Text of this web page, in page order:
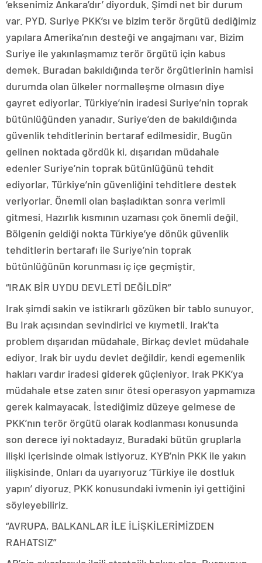
‘eksenimiz Ankara’dır’ diyorduk. Şimdi net bir durum
var. PYD, Suriye PKK’sı ve bizim terör örgütü dediğimiz
yapılara Amerika’nın desteği ve angajmanı var. Bizim
Suriye ile yakınlaşmamız terör örgütü için kabus
demek. Buradan bakıldığında terör örgütlerinin hamisi
durumda olan ülkeler normalleşme olmasın diye
gayret ediyorlar. Türkiye’nin iradesi Suriye’nin toprak
bütünlüğünden yanadır. Suriye’den de bakıldığında
güvenlik tehditlerinin bertaraf edilmesidir. Bugün
gelinen noktada gördük ki, dışarıdan müdahale
edenler Suriye’nin toprak bütünlüğünü tehdit
ediyorlar, Türkiye’nin güvenliğini tehditlere destek
veriyorlar. Önemli olan başladıktan sonra verimli
gitmesi. Hazırlık kısmının uzaması çok önemli değil.
Bölgenin geldiği nokta Türkiye’ye dönük güvenlik
tehditlerin bertarafı ile Suriye’nin toprak
bütünlüğünün korunması iç içe geçmiştir.
“IRAK BİR UYDU DEVLETİ DEĞİLDİR”
Irak şimdi sakin ve istikrarlı gözüken bir tablo sunuyor.
Bu Irak açısından sevindirici ve kıymetli. Irak’ta
problem dışarıdan müdahale. Birkaç devlet müdahale
ediyor. Irak bir uydu devlet değildir, kendi egemenlik
hakları vardır iradesi giderek güçleniyor. Irak PKK’ya
müdahale etse zaten sınır ötesi operasyon yapmamıza
gerek kalmayacak. İstediğimiz düzeye gelmese de
PKK’nın terör örgütü olarak kodlanması konusunda
son derece iyi noktadayız. Buradaki bütün gruplarla
ilişki içerisinde olmak istiyoruz. KYB’nin PKK ile yakın
ilişkisinde. Onları da uyarıyoruz ‘Türkiye ile dostluk
yapın’ diyoruz. PKK konusundaki ivmenin iyi gettiğini
söyleyebiliriz.
“AVRUPA, BALKANLAR İLE İLİŞKİLERİMİZDEN
RAHATSIZ”